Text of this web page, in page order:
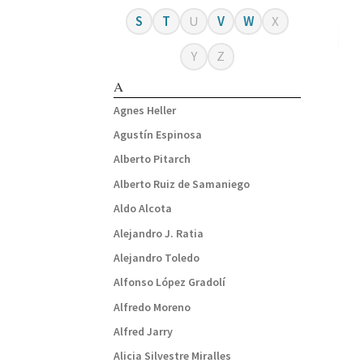
S
T U V W
X
Y
Z
A
Agnes Heller
Agustín Espinosa
Alberto Pitarch
Alberto Ruiz de Samaniego
Aldo Alcota
Alejandro J. Ratia
Alejandro Toledo
Alfonso López Gradolí
Alfredo Moreno
Alfred Jarry
Alicia Silvestre Miralles